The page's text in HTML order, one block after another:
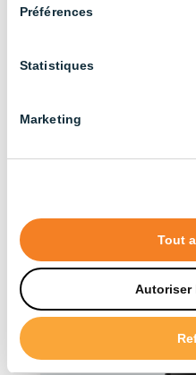
Préférences
Statistiques
Marketing
Tout
Autoriser
produits de